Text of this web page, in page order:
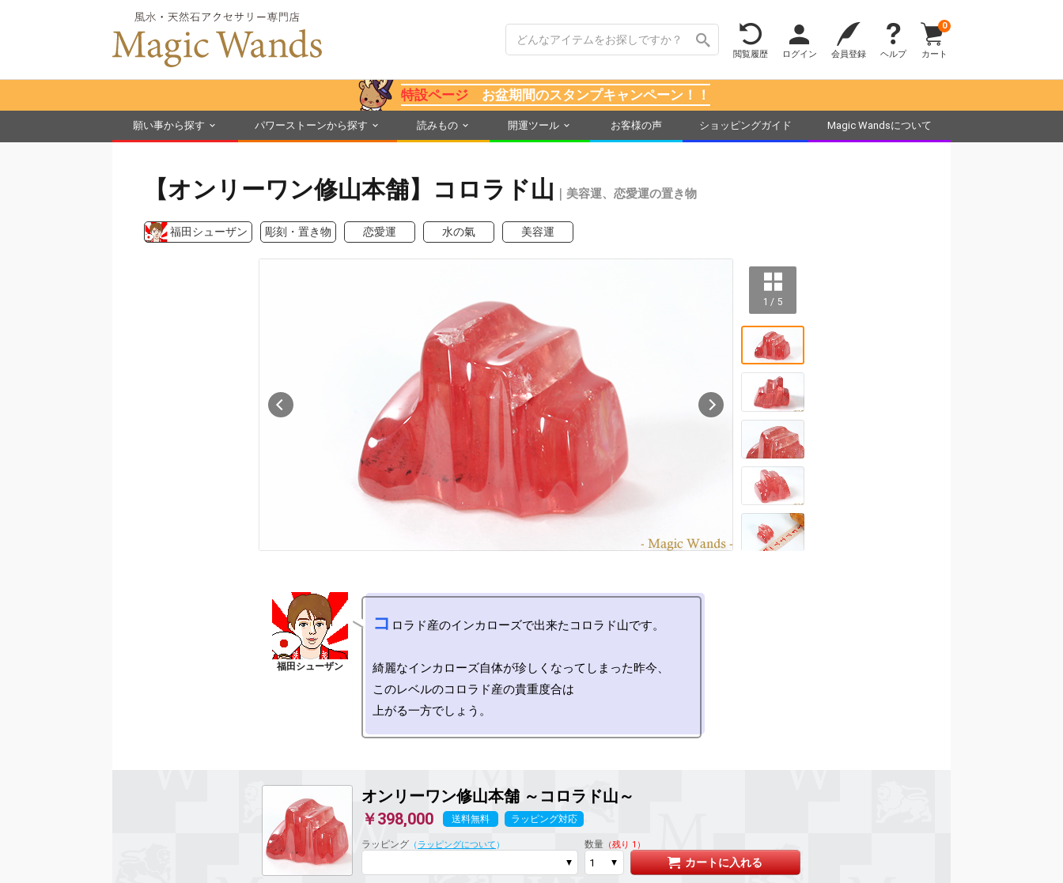
閲覧履歴 ログイン 会員登録 ヘルプ カート
0
特設ページ お盆期間のスタンプキャンペーン！！
願い事から探す パワーストーンから探す 読みもの 開運ツール お客様の声 ショッピングガイド Magic Wandsについて
【オンリーワン修山本舗】コロラド山 ｜美容運、恋愛運の置き物
福田シューザン 彫刻・置き物 恋愛運 水の氣 美容運
1 / 5
コ ロラド産のインカローズで出来たコロラド山です。
綺麗なインカローズ自体が珍しくなってしまった昨今、
このレベルのコロラド産の貴重度合は
オンリーワン修山本舗 ～コロラド山～
￥398,000
送料無料 ラッピング対応
ラッピング （ ラッピングについて ） 数量（残り 1）
カートに入れる